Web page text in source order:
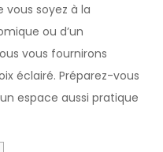
vous soyez à la
ou d’un
vous fournirons
éclairé. Préparez-vous
espace aussi pratique